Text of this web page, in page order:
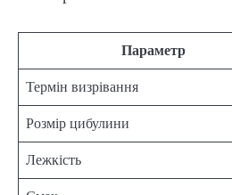
Параметр
Термін визрівання
Розмір цибулини
Лежкість